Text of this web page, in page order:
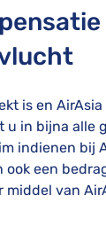
is en
u in bijna alle
indienen bij
een
van